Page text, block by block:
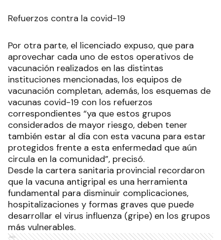
Refuerzos contra la covid-19
Por otra parte, el licenciado expuso, que para
aprovechar cada uno de estos operativos de
vacunación realizados en las distintas
instituciones mencionadas, los equipos de
vacunación completan, además, los esquemas de
vacunas covid-19 con los refuerzos
correspondientes “ya que estos grupos
considerados de mayor riesgo, deben tener
también estar al día con esta vacuna para estar
protegidos frente a esta enfermedad que aún
circula en la comunidad”, precisó.
Desde la cartera sanitaria provincial recordaron
que la vacuna antigripal es una herramienta
fundamental para disminuir complicaciones,
hospitalizaciones y formas graves que puede
desarrollar el virus influenza (gripe) en los grupos
más vulnerables.
Ads